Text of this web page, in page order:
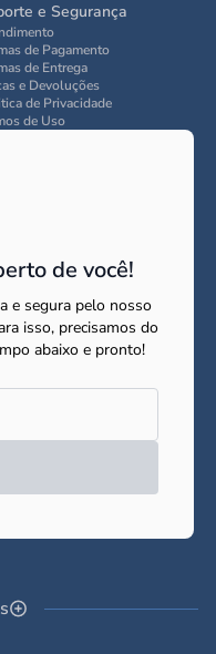
de você!
e segura pelo nosso
isso, precisamos do
abaixo e pronto!
e Segurança
de Pagamento
de Entrega
e Devoluções
de Privacidade
de Uso